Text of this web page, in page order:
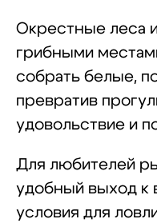
Окрестные леса
грибными
собрать белые,
превратив
удовольствие и
Для любителей
удобный выход к
условия для